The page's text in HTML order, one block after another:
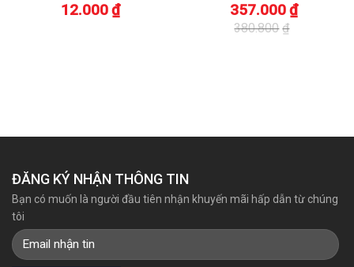
12.000₫
380.800 ₫
357.000₫
ĐĂNG KÝ NHẬN THÔNG TIN
Bạn có muốn là người đầu tiên nhận khuyến mãi hấp dẫn từ chúng
tôi